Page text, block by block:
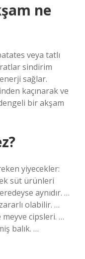
ne
veya tatlı
sindirim
sağlar.
kaçınarak ve
bir akşam
yiyecekler:
süt ürünleri
aynıdır. …
olabilir. …
cipsleri. …
balık. …